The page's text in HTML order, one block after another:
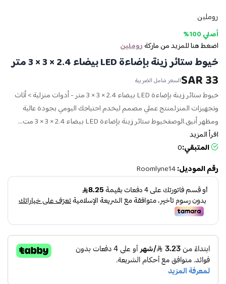
روملين
أصلي 100%
اضغط هنا للمزيد من ماركةروملين
خيوط ستائر زينة بإضاءة LED بيضاء 2.4 × 3 × 3 متر
33 SAR السعر شامل الضريبة
خيوط ستائر زينة بإضاءة LED بيضاء 2.4 × 3 × 3 متر - أدوات منزلية > أثاث
وتجهيزات المنزلمنتج عملي مصمم ليخدم احتياجك اليومي بجودة عالية
ومظهر أنيق.الوصفخيوط ستائر زينة بإضاءة LED بيضاء 2.4 × 3 × 3 مت...
اقرأ المزيد
المتبقي:0
رقم الموديل:Roomlyne14